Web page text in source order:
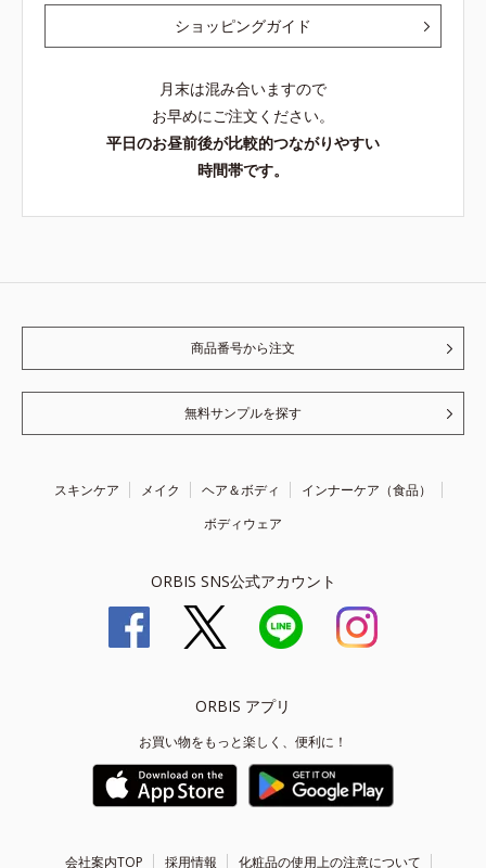
ショッピングガイド
月末は混み合いますので
お早めにご注文ください。
平日のお昼前後が比較的つながりやすい
時間帯です。
商品番号から注文
無料サンプルを探す
スキンケア メイク ヘア＆ボディ
インナーケア（食品）
ボディウェア
ORBIS SNS公式アカウント
ORBIS アプリ
お買い物をもっと楽しく、便利に！
会社案内TOP 採用情報 化粧品の使用上の注意について